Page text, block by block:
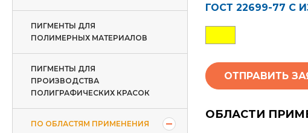
ПИГМЕНТЫ ДЛЯ
ПОЛИМЕРНЫХ МАТЕРИАЛОВ
ПИГМЕНТЫ ДЛЯ
ПРОИЗВОДСТВА
ПОЛИГРАФИЧЕСКИХ КРАСОК
ПО ОБЛАСТЯМ ПРИМЕНЕНИЯ
ГОСТ 22699-77 С
ОТПРАВИТЬ
ОБЛАСТИ